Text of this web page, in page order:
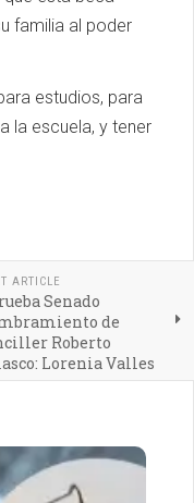
familia al poder
estudios, para
la escuela, y tener
ARTICLE
Senado
de
Roberto
Lorenia Valles